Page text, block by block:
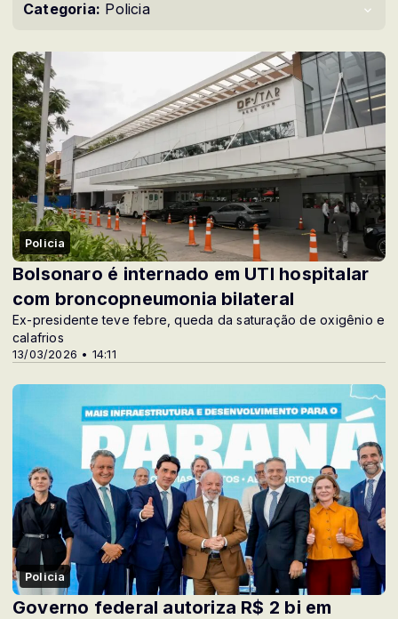
Categoria: Policia
Policia
13/03/2026 • 14:11
Bolsonaro é internado em UTI hospitalar
com broncopneumonia bilateral
Ex-presidente teve febre, queda da saturação de oxigênio e
calafrios
Policia
Governo federal autoriza R$ 2 bi em